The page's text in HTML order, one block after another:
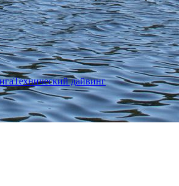
Технический дайвинг